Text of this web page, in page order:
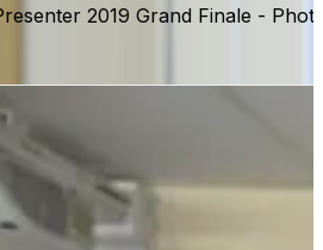
2019 Grand Finale -